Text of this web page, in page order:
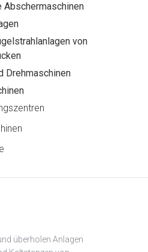
Abschermaschinen
von
Drehmaschinen
überholen Anlagen